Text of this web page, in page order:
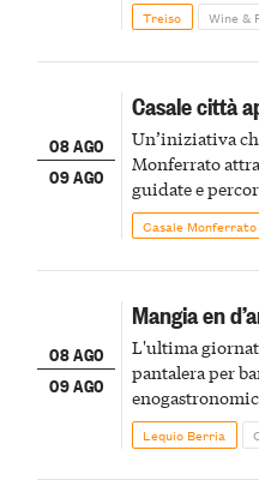
Treiso Wine &
08 AGO
09 AGO
Casale città
Un’iniziativa
Monferrato
guidate e
Casale Monferrato
08 AGO
09 AGO
Mangia en
L'ultima
pantalera per
pirotecnico
Lequio Berria